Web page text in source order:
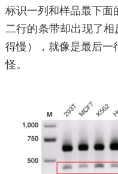
标识一列和样品最下面
二行的条带却出现了相
得慢），就像是最后一
怪。